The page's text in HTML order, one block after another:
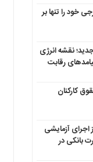
خود را تنها بر
نقشه انرژی
رقابت
کارکنان
اجرای آزمایشی
بانکی در